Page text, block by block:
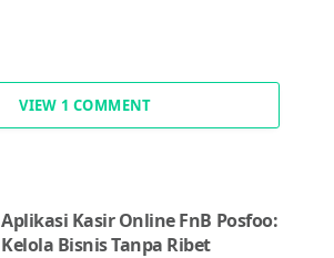
VIEW 1 COMMENT
Aplikasi Kasir Online FnB Posfoo:
Kelola Bisnis Tanpa Ribet